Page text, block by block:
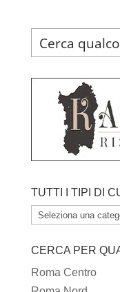
TUTTI I TIPI DI
TUTTI
TIPI
DI
CUCINA
CERCA PER
Roma Centro